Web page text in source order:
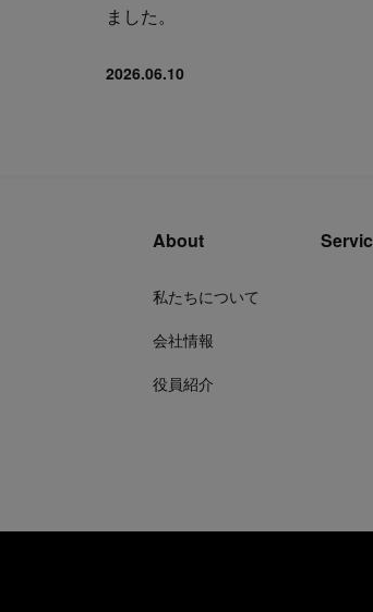
ました。
2026.06.10
About
私たちについて
会社情報
役員紹介